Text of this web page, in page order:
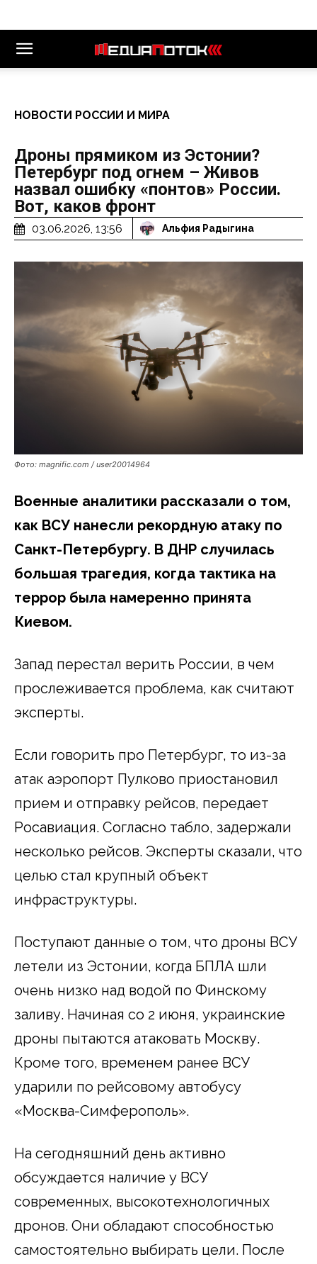
НОВОСТИ РОССИИ И МИРА
Дроны прямиком из Эстонии?
Петербург под огнем – Живов
назвал ошибку «понтов» России.
Вот, каков фронт
03.06.2026, 13:56 Альфия Радыгина
Фото: magnific.com / user20014964
Военные аналитики рассказали о том,
как ВСУ нанесли рекордную атаку по
Санкт-Петербургу. В ДНР случилась
большая трагедия, когда тактика на
террор была намеренно принята
Киевом.
Запад перестал верить России, в чем
прослеживается проблема, как считают
эксперты.
Если говорить про Петербург, то из-за
атак аэропорт Пулково приостановил
прием и отправку рейсов, передает
Росавиация. Согласно табло, задержали
несколько рейсов. Эксперты сказали, что
целью стал крупный объект
инфраструктуры.
Поступают данные о том, что дроны ВСУ
летели из Эстонии, когда БПЛА шли
очень низко над водой по Финскому
заливу. Начиная со 2 июня, украинские
дроны пытаются атаковать Москву.
Кроме того, временем ранее ВСУ
ударили по рейсовому автобусу
«Москва-Симферополь».
На сегодняшний день активно
обсуждается наличие у ВСУ
современных, высокотехнологичных
дронов. Они обладают способностью
самостоятельно выбирать цели. После